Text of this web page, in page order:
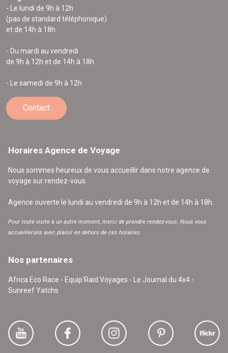
- Le lundi de 9h à 12h
(pas de standard téléphonique)
et de 14h à 18h
- Du mardi au vendredi
de 9h à 12h et de 14h à 18h
- Le samedi de 9h à 12h
Contact
Horaires Agence de Voyage
Nous sommes heureux de vous accueillir dans notre agence de
voyage sur rendez-vous.
Agence ouverte le lundi au vendredi de 9h à 12h et de 14h à 18h.
Pour toute visite à un autre moment, merci de prendre rendez-vous. Nous vous
accueillerons avec plaisir en dehors de ces horaires.
Nos partenaires
Africa Eco Race - Equip'Raid Voyages - Le Journal du 4x4 -
Sunreef Yatchs